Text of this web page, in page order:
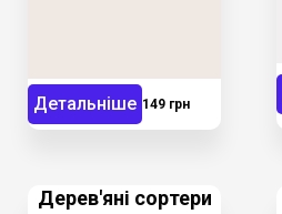
Детальніше 149 грн
Дерев'яні сортери